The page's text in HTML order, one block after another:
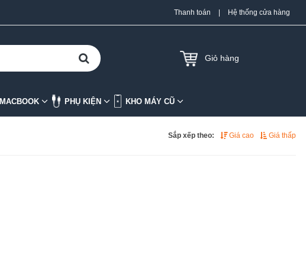
Thanh toán Hệ thống cửa hàng
Giỏ hàng
MACBOOK PHỤ KIỆN KHO MÁY CŨ
Sắp xếp theo: Giá cao Giá thấp